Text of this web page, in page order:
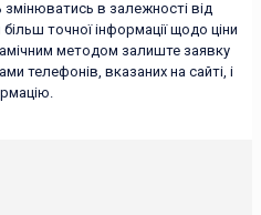
в залежності від
точної інформації щодо ціни
методом залиште заявку
телефонів, вказаних на сайті, і